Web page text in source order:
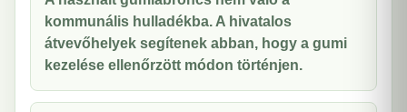
kommunális hulladékba. A hivatalos
átvevőhelyek segítenek abban, hogy a gumi
kezelése ellenőrzött módon történjen.